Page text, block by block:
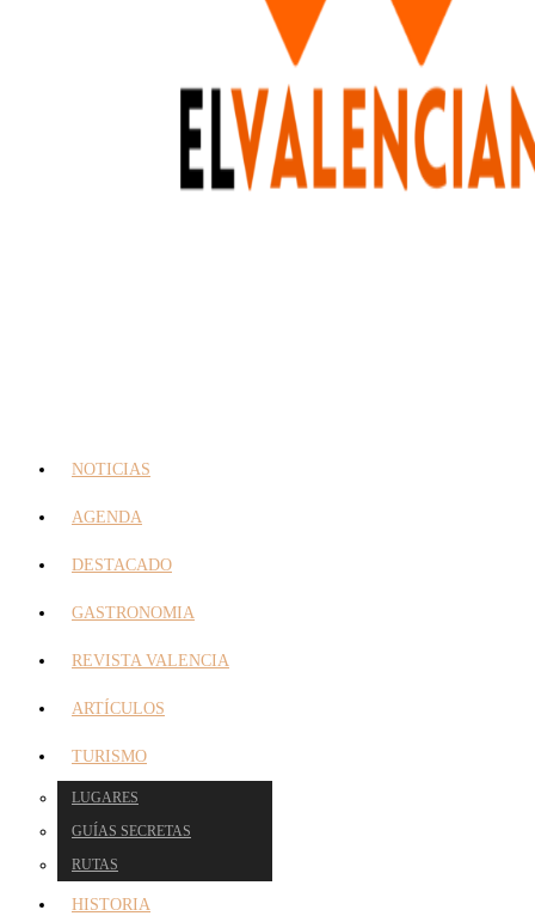
NOTICIAS
AGENDA
DESTACADO
GASTRONOMIA
REVISTA VALENCIA
ARTÍCULOS
TURISMO
LUGARES
GUÍAS SECRETAS
RUTAS
HISTORIA